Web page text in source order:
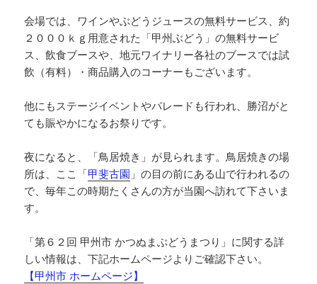
会場では、ワインやぶどうジュースの無料サービス、約
２０００ｋｇ用意された「甲州ぶどう」の無料サービ
ス、飲食ブースや、地元ワイナリー各社のブースでは試
飲（有料）・商品購入のコーナーもございます。
他にもステージイベントやパレードも行われ、勝沼がと
ても賑やかになるお祭りです。
夜になると、「鳥居焼き」が見られます。鳥居焼きの場
所は、ここ「甲斐古園 」の目の前にある山で行われるの
で、毎年この時期たくさんの方が当園へ訪れて下さいま
す。
「第６２回 甲州市 かつぬまぶどうまつり」に関する詳
しい情報は、下記ホームページよりご確認下さい。
【甲州市 ホームページ】